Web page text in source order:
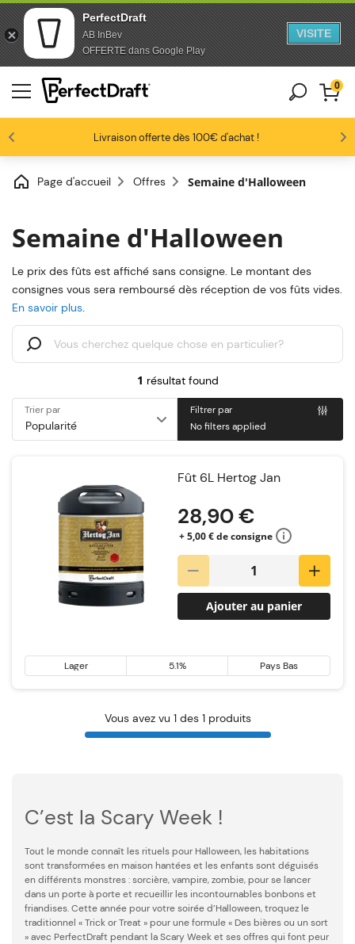
PerfectDraft
AB InBev
OFFERTE dans Google Play
VISITE
Aller au contenu
Sauter au pied de page
Livraison offerte dès 100€ d'achat !
Profitez de -10% dès 3 fûts unitaires
Les amateurs de bière nous adorent
0
Page d'accueil Offres Semaine d'Halloween
Semaine d'Halloween
Le prix des fûts est affiché sans consigne. Le montant des
consignes vous sera remboursé dès réception de vos fûts vides.
En savoir plus.
1 résultat found
Trier par
Filtrer par
No filters applied
Fût 6L Hertog Jan
28,90 €
+ 5,00 € de consigne
Ajouter au panier
Lager 5.1% Pays Bas
Vous avez vu 1 des 1 produits
C’est la Scary Week !
Tout le monde connaît les rituels pour Halloween, les habitations
sont transformées en maison hantées et les enfants sont déguisés
en différents monstres : sorcière, vampire, zombie, pour se lancer
dans un porte à porte et recueillir les incontournables bonbons et
friandises. Cette année pour votre soirée d’Halloween, troquez le
traditionnel « Trick or Treat » pour une formule « Des bières ou un sort
» avec PerfectDraft pendant la Scary Week et ses offres qui font peur